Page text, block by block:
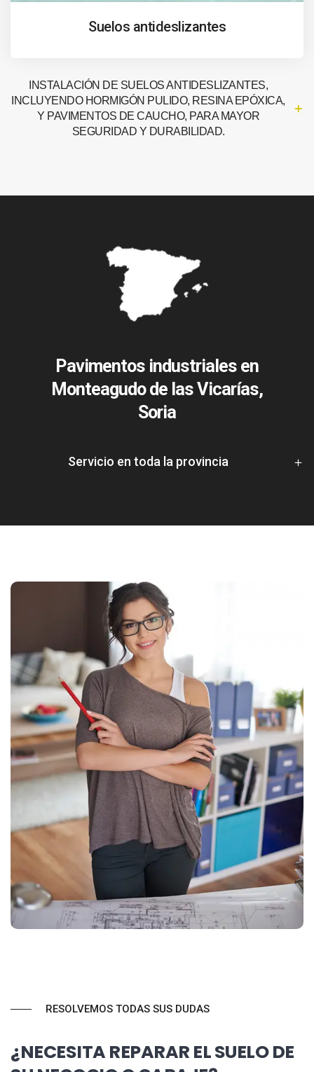
Suelos antideslizantes
INSTALACIÓN DE SUELOS ANTIDESLIZANTES,
INCLUYENDO HORMIGÓN PULIDO, RESINA EPÓXICA,
Y PAVIMENTOS DE CAUCHO, PARA MAYOR
SEGURIDAD Y DURABILIDAD.
Pavimentos industriales en
Monteagudo de las Vicarías,
Soria
Servicio en toda la provincia
RESOLVEMOS TODAS SUS DUDAS
¿NECESITA REPARAR EL SUELO DE